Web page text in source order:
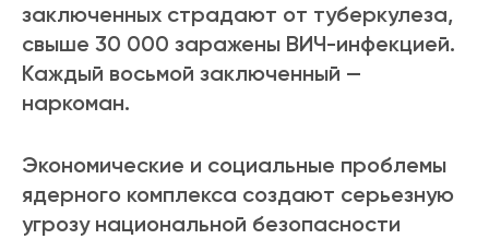
заключенных страдают от туберкулеза,
свыше 30 000 заражены ВИЧ-инфекцией.
Каждый восьмой заключенный —
наркоман.
Экономические и социальные проблемы
ядерного комплекса создают серьезную
угрозу национальной безопасности